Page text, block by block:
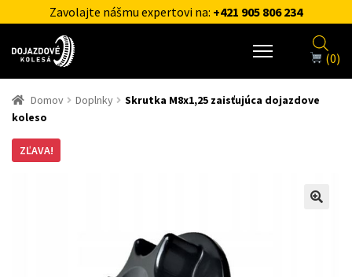
Zavolajte nášmu expertovi na: +421 905 806 234
(0)
Domov Doplnky
Skrutka M8x1,25 zaisťujúca dojazdove
koleso
ZĽAVA!